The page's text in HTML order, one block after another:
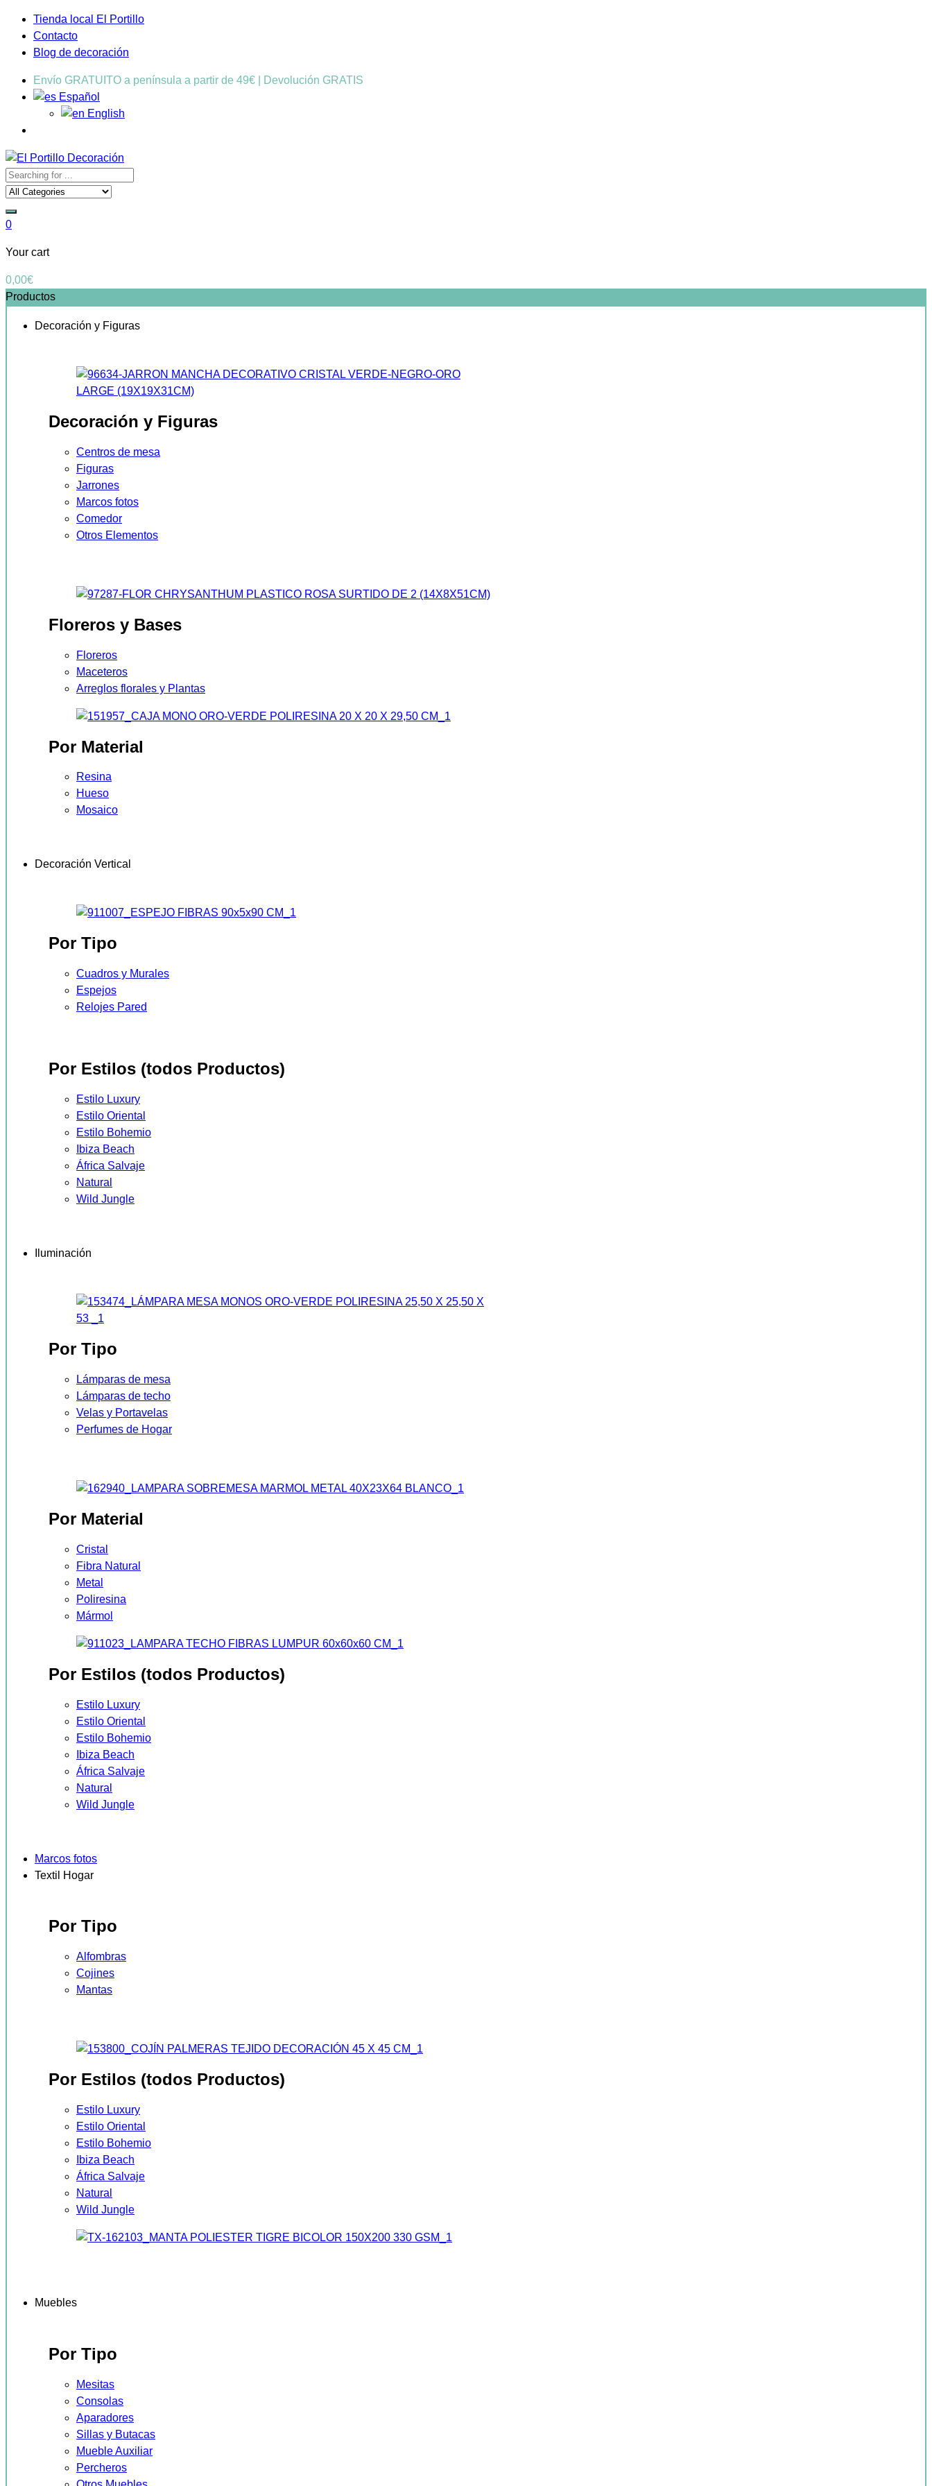
Tienda local El Portillo
Contacto
Blog de decoración
Envío GRATUITO a península a partir de 49€ | Devolución GRATIS
Español
English
0
Your cart
0,00€
Productos
Decoración y Figuras
Decoración y Figuras
Centros de mesa
Figuras
Jarrones
Marcos fotos
Comedor
Otros Elementos
Floreros y Bases
Floreros
Maceteros
Arreglos florales y Plantas
Por Material
Resina
Hueso
Mosaico
Decoración Vertical
Por Tipo
Cuadros y Murales
Espejos
Relojes Pared
Por Estilos (todos Productos)
Estilo Luxury
Estilo Oriental
Estilo Bohemio
Ibiza Beach
África Salvaje
Natural
Wild Jungle
Iluminación
Por Tipo
Lámparas de mesa
Lámparas de techo
Velas y Portavelas
Perfumes de Hogar
Por Material
Cristal
Fibra Natural
Metal
Poliresina
Mármol
Por Estilos (todos Productos)
Estilo Luxury
Estilo Oriental
Estilo Bohemio
Ibiza Beach
África Salvaje
Natural
Wild Jungle
Marcos fotos
Textil Hogar
Por Tipo
Alfombras
Cojines
Mantas
Por Estilos (todos Productos)
Estilo Luxury
Estilo Oriental
Estilo Bohemio
Ibiza Beach
África Salvaje
Natural
Wild Jungle
Muebles
Por Tipo
Mesitas
Consolas
Aparadores
Sillas y Butacas
Mueble Auxiliar
Percheros